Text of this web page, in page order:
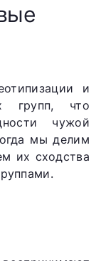
и
групп, что
чужой
мы делим
их сходства